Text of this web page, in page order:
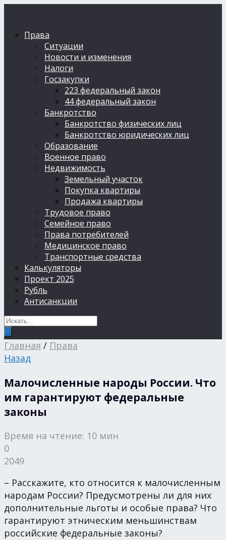
Права
Ситуации
Новости и изменения
Налоги
Госзакупки
223 федеральный закон
44 федеральный закон
Банкротство
Банкротство физических лиц
Банкротство юридических лиц
Образование
Военное право
Недвижимость
Земельный участок
Покупка квартиры
Продажа квартиры
Трудовое право
Семейное право
Права потребителей
Медицинское право
Транспортные средства
Калькуляторы
Проект 2025
Рубль
Антисанкции
Главная / Права
Назад
Малочисленные народы России. Что
им гарантируют федеральные
законы
Время на чтение: 10 мин
0
2049
– Расскажите, кто относится к малочисленным
народам России? Предусмотрены ли для них
дополнительные льготы и особые права? Что
гарантируют этническим меньшинствам
российские федеральные законы?